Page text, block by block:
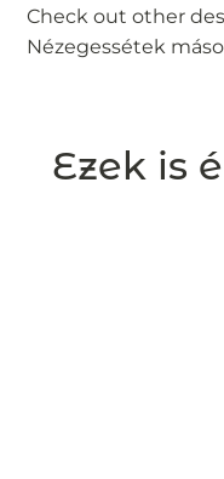
Check out other
Nézegessétek
Ezek is